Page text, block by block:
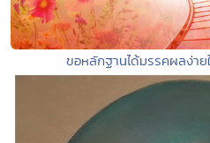
ขอหลักฐานได้มรรคผลง่า